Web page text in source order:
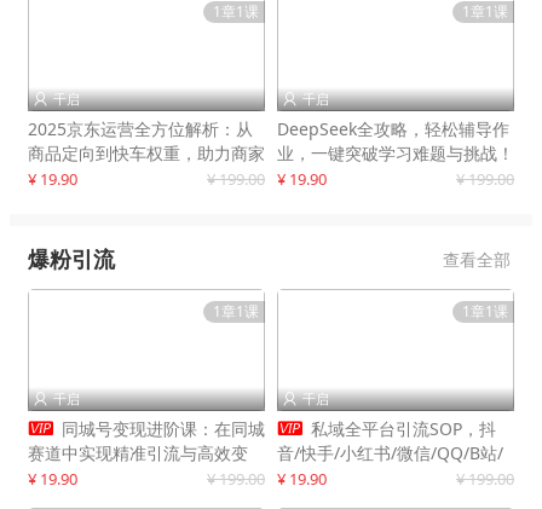
1章1课
 千启
2025京东运营全方位解析：从
商品定向到快车权重，助力商家
打造爆款商品
¥ 19.90 ¥ 199.00
1章1课
 千启
DeepSeek全攻略，轻松辅导作
业，一键突破学习难题与挑战！
¥ 19.90 ¥ 199.00
爆粉引流 查看全部
1章1课
 千启
 同城号变现进阶课：在同城
赛道中实现精准引流与高效变
现，单店月引流成交额提升50%
¥ 19.90 ¥ 199.00
1章1课
 千启
 私域全平台引流SOP，抖
音/快手/小红书/微信/QQ/B站/
闲鱼等，技术合集，高效转化公
¥ 19.90 ¥ 199.00